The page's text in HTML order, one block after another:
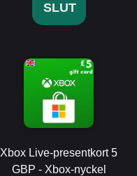
SLUT
Xbox Live-presentkort 5
GBP - Xbox-nyckel